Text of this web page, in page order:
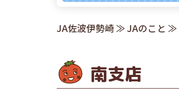
JA佐波伊勢崎≫JAのこと ≫
南支店